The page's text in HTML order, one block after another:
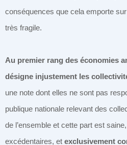
conséquences que cela emporte
très fragile.
Au premier rang des économies
désigne injustement les
une note dont elles ne sont pas
publique nationale relevant des
de l’ensemble et cette part est
excédentaires, et exclusivement